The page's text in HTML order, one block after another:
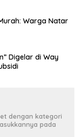
Warga Natar
Digelar di Way
dengan kategori
pada